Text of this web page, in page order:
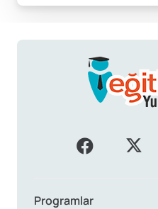
Programlar